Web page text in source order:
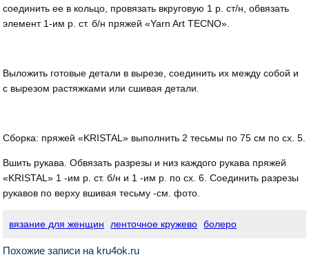
соединить ее в кольцо, провязать вкруговую 1 р. ст/н, обвязать
элемент 1-им р. ст. б/н пряжей «Yarn Art TECNO».
Выложить готовые детали в вырезе, соединить их между собой и
с вырезом растяжками или сшивая детали.
Сборка: пряжей «KRISTAL» выполнить 2 тесьмы по 75 см по сх. 5.
Вшить рукава. Обвязать разрезы и низ каждого рукава пряжей
«KRISTAL» 1 -им р. ст. б/н и 1 -им р. по сх. 6. Соединить разрезы
рукавов по верху вшивая тесьму -см. фото.
вязание для женщин ленточное кружево болеро
Похожие записи на kru4ok.ru